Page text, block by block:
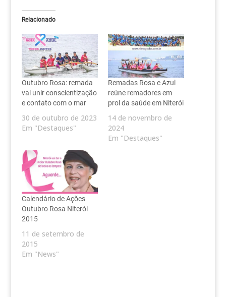
Relacionado
Outubro Rosa: remada
vai unir conscientização
e contato com o mar
30 de outubro de 2023
Em "Destaques"
Remadas Rosa e Azul
reúne remadores em
prol da saúde em Niterói
14 de novembro de
2024
Em "Destaques"
Calendário de Ações
Outubro Rosa Niterói
2015
11 de setembro de
2015
Em "News"